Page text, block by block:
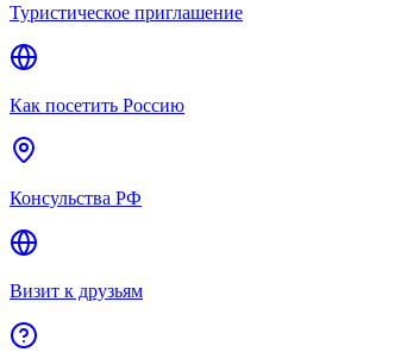
Туристическое приглашение
Как посетить Россию
Консульства РФ
Визит к друзьям